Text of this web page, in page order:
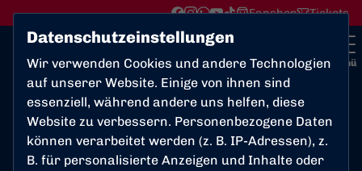
Datenschutzeinstellungen
Wir verwenden Cookies und andere Technologien
auf unserer Website. Einige von ihnen sind
essenziell, während andere uns helfen, diese
Website zu verbessern. Personenbezogene Daten
können verarbeitet werden (z. B. IP-Adressen), z.
B. für personalisierte Anzeigen und Inhalte oder
Fanshop Tickets
Menü